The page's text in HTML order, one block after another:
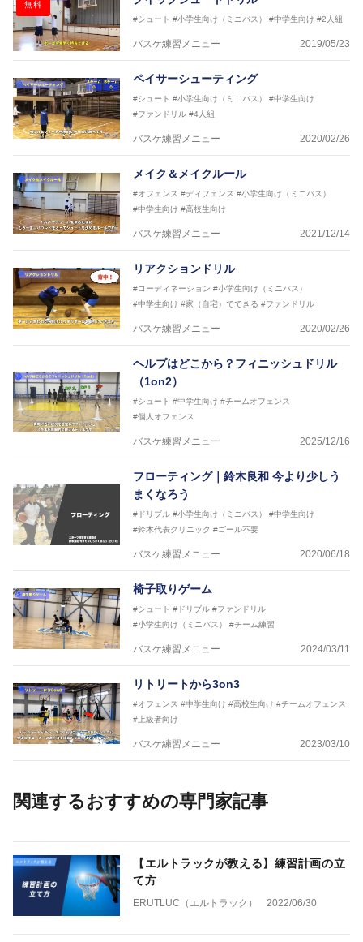
無料
#シュート #小学生向け（ミニバス） #中学生向け #2人組
バスケ練習メニュー 2019/05/23
ペイサーシューティング
#シュート #小学生向け（ミニバス）
#中学生向け
#ファンドリル #4人組
バスケ練習メニュー 2020/02/26
メイク＆メイクルール
#オフェンス #ディフェンス #小学生向け（ミニバス）
#中学生向け #高校生向け
バスケ練習メニュー 2021/12/14
リアクションドリル
#コーディネーション #小学生向け（ミニバス）
#中学生向け #家（自宅）でできる #ファンドリル
バスケ練習メニュー 2020/02/26
ヘルプはどこから？フィニッシュドリル
（1on2）
#シュート #中学生向け #チームオフェンス
#個人オフェンス
バスケ練習メニュー 2025/12/16
フローティング｜鈴木良和 今より少しう
まくなろう
#ドリブル #小学生向け（ミニバス）
#中学生向け
#鈴木代表クリニック #ゴール不要
バスケ練習メニュー 2020/06/18
椅子取りゲーム
#シュート #ドリブル #ファンドリル
#小学生向け（ミニバス）
#チーム練習
バスケ練習メニュー 2024/03/11
リトリートから3on3
#オフェンス #中学生向け #高校生向け #チームオフェンス
#上級者向け
バスケ練習メニュー 2023/03/10
関連するおすすめの専門家記事
【エルトラックが教える】練習計画の立
て方
ERUTLUC（エルトラック） 2022/06/30